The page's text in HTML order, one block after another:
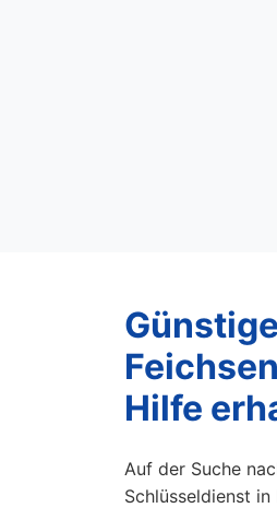
Hilfe
Auf der Suche
Schlüsseldienst